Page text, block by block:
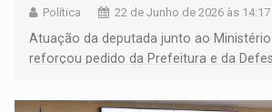
Política 22 de Junho de 2026 às 14:17
Atuação da deputada junto ao
reforçou pedido da Prefeitura e da